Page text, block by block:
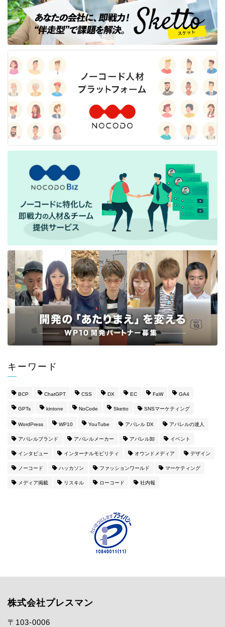
キーワード
BCP ChatGPT CSS DX EC FaW GA4
GPTs kintone NoCode Sketto SNSマーケティング
WordPress WP10 YouTube アパレル DX アパレルの達人
アパレルブランド アパレルメーカー アパレル卸 イベント
インタビュー インターナルモビリティ オウンドメディア デザイン
ノーコード ハッカソン ファッションワールド マーケティング
メディア掲載 リスキル ローコード 社内報
株式会社プレスマン
〒103-0006